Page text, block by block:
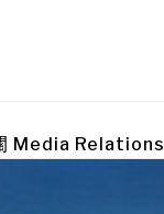
Media Relations